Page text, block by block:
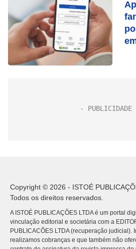
Copyright © 2026 - ISTOÉ
Todos os direitos reservados.
A ISTOÉ PUBLICAÇÕES LTDA é um portal
vinculação editorial e societária com a
PUBLICACÕES LTDA (recuperação judicial).
realizamos cobranças e que também não